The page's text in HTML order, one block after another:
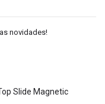
novidades!